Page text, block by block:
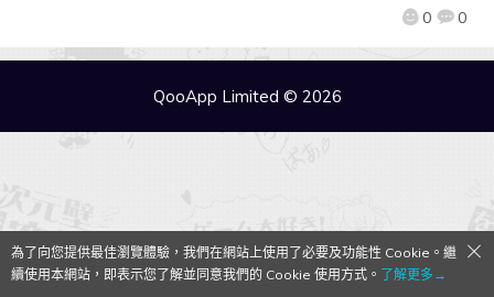
0 0
QooApp Limited © 2026
為了向您提供最佳瀏覽體驗，我們在網站上使用了必要及功能性 Cookie。繼
續使用本網站，即表示您了解並同意我們的 Cookie 使用方式。 了解更多→